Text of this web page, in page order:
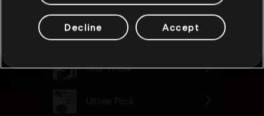
Decline Accept